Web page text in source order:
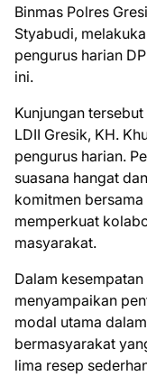
Binmas Polres
Styabudi,
pengurus harian
ini.
Kunjungan
LDII Gresik, KH.
pengurus harian.
suasana hangat
komitmen
memperkuat
masyarakat.
Dalam
menyampaikan
modal utama
bermasyarakat
lima resep